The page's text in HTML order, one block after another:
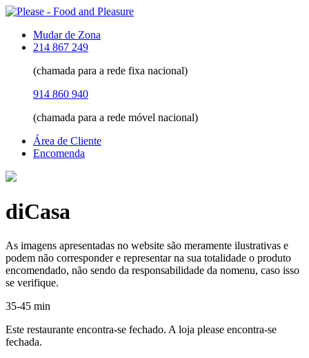
Mudar de Zona
214 867 249
(chamada para a rede fixa nacional)
914 860 940
(chamada para a rede móvel nacional)
Área de Cliente
Encomenda
diCasa
As imagens apresentadas no website são meramente ilustrativas e
podem não corresponder e representar na sua totalidade o produto
encomendado, não sendo da responsabilidade da nomenu, caso isso
se verifique.
35-45 min
Este restaurante encontra-se fechado. A loja please encontra-se
fechada.